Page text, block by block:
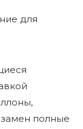
для
полные